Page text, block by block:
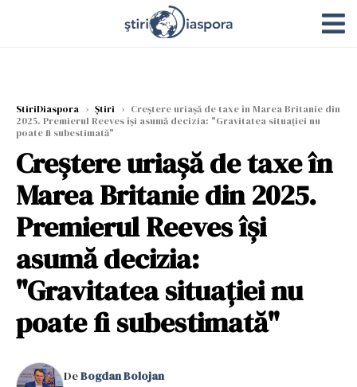
StiriDiaspora › Știri › Creștere uriașă de taxe în Marea Britanie din
2025. Premierul Reeves își asumă decizia: "Gravitatea situației nu
poate fi subestimată"
Creștere uriașă de taxe în
Marea Britanie din 2025.
Premierul Reeves își
asumă decizia:
"Gravitatea situației nu
poate fi subestimată"
DeBogdan Bolojan